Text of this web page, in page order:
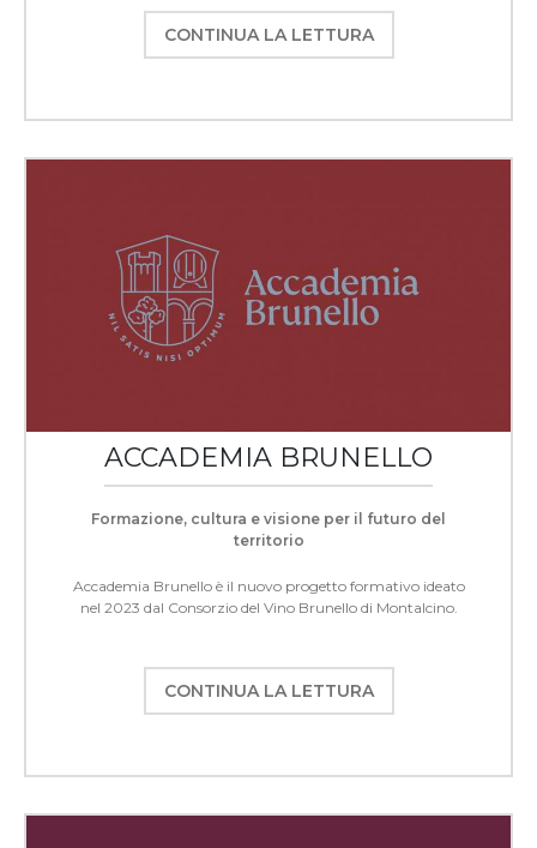
CONTINUA LA LETTURA
ACCADEMIA BRUNELLO
Formazione, cultura e visione per il futuro del
territorio
Accademia Brunello è il nuovo progetto formativo ideato
nel 2023 dal Consorzio del Vino Brunello di Montalcino.
CONTINUA LA LETTURA